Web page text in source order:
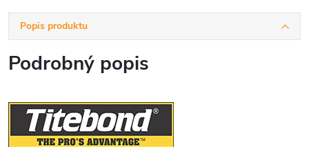
Popis produktu
Podrobný popis